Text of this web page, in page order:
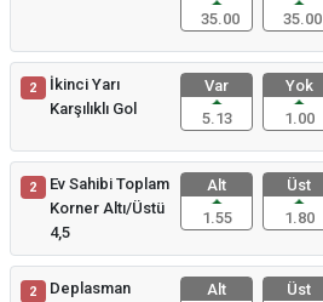
35.00
35.00
2
İkinci Yarı
Karşılıklı Gol
Var
5.13
Yok
1.00
2
Ev Sahibi Toplam
Korner Altı/Üstü
4,5
Alt
1.55
Üst
1.80
2
Deplasman
Alt
Üst